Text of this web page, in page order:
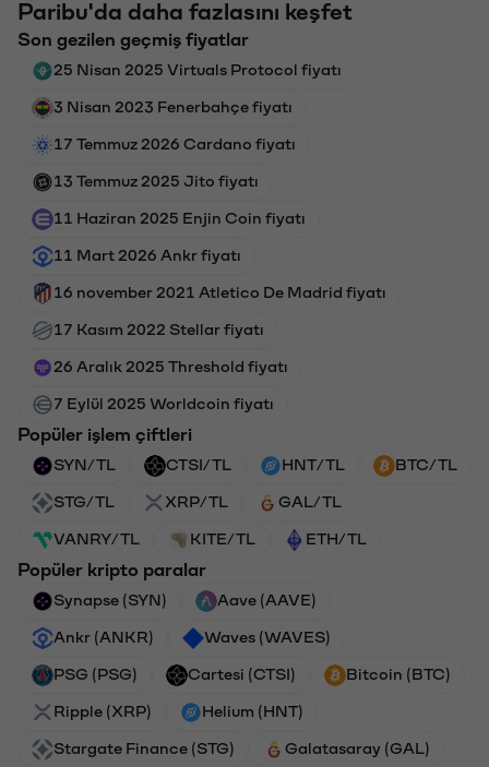
Paribu'da daha fazlasını keşfet
Son gezilen geçmiş fiyatlar
25 Nisan 2025 Virtuals Protocol fiyatı
3 Nisan 2023 Fenerbahçe fiyatı
17 Temmuz 2026 Cardano fiyatı
13 Temmuz 2025 Jito fiyatı
11 Haziran 2025 Enjin Coin fiyatı
11 Mart 2026 Ankr fiyatı
16 november 2021 Atletico De Madrid fiyatı
17 Kasım 2022 Stellar fiyatı
26 Aralık 2025 Threshold fiyatı
7 Eylül 2025 Worldcoin fiyatı
Popüler işlem çiftleri
SYN/TL CTSI/TL HNT/TL BTC/TL
STG/TL XRP/TL GAL/TL
VANRY/TL KITE/TL ETH/TL
Popüler kripto paralar
Synapse (SYN) Aave (AAVE)
Ankr (ANKR) Waves (WAVES)
PSG (PSG) Cartesi (CTSI) Bitcoin (BTC)
Ripple (XRP) Helium (HNT)
Stargate Finance (STG) Galatasaray (GAL)